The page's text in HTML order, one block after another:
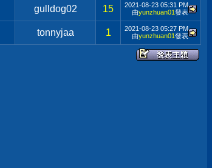
gulldog02 15 2021-08-23 05:31 PM
由yunzhuan01發表
tonnyjaa 1 2021-08-23 05:27 PM
由yunzhuan01發表